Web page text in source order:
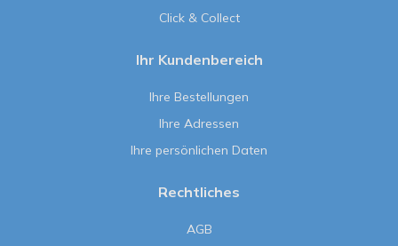
Click & Collect
Ihr Kundenbereich
Ihre Bestellungen
Ihre Adressen
Ihre persönlichen Daten
Rechtliches
AGB